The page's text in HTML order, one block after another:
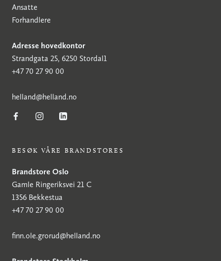
Ansatte
Forhandlere
Adresse hovedkontor
Strandgata 25, 6250 Stordal1
+47 70 27 90 00
helland@helland.no
BESØK VÅRE BRANDSTORES
Brandstore Oslo
Gamle Ringeriksvei 21 C
1356 Bekkestua
+47 70 27 90 00
finn.ole.grorud@helland.no